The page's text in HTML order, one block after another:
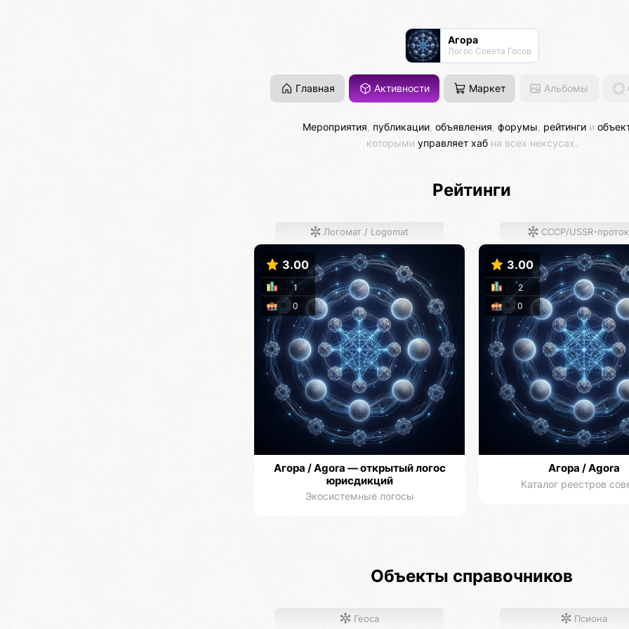
Агора
Логос Совета Госов
Главная Активности Маркет Альбомы
Мероприятия, публикации, объявления, форумы рейтингии
которыми управляет хабна всех нексусах.
Рейтинги
Логомат / Logomat
3.00
0
1
Агора / Agora — открытый логос
юрисдикций
Экосистемные логосы
СССР/USSR-
3.00
0
2
Агора / Agora
Каталог реестров
Объекты справочников
Геоса Псиона